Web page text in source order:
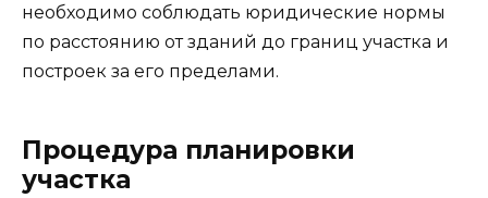
необходимо соблюдать юридические нормы
по расстоянию от зданий до границ участка и
построек за его пределами.
Процедура планировки
участка